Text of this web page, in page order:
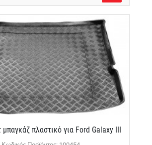
μπαγκάζ πλαστικό για Ford Galaxy III